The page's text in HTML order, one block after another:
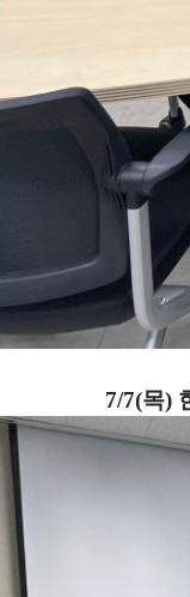
7/7(목)